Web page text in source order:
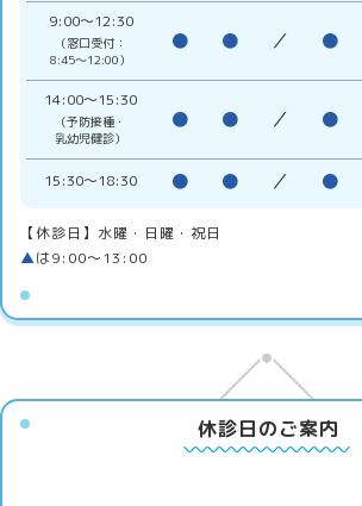
9:00〜12:30
（窓口受付：
8:45〜12:00）
● ● ／ ●
14:00〜15:30
（予防接種・
乳幼児健診）
● ● ／ ●
15:30〜18:30 ● ● ／ ●
【休診日】水曜・日曜・祝日
▲は9:00〜13:00
休診日のご案内